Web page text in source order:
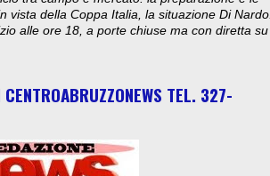
vista della Coppa Italia, la situazione Di Nardo.
alle ore 18, a porte chiuse ma con diretta su
CENTROABRUZZONEWS TEL. 327-